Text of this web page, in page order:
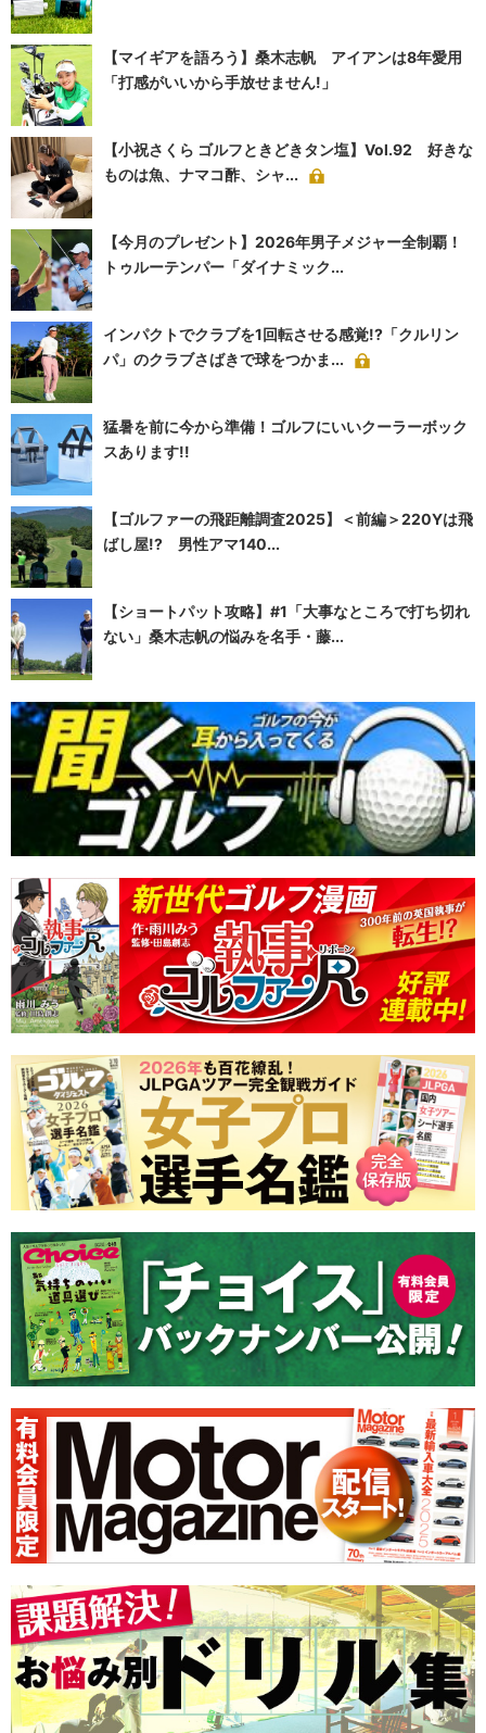
【マイギアを語ろう】桑木志帆 アイアンは8年愛用
「打感がいいから手放せません!」
【小祝さくら ゴルフときどきタン塩】Vol.92 好きな
ものは魚、ナマコ酢、シャ...
【今月のプレゼント】2026年男子メジャー全制覇！
トゥルーテンパー「ダイナミック...
インパクトでクラブを1回転させる感覚!?「クルリン
パ」のクラブさばきで球をつかま...
猛暑を前に今から準備！ゴルフにいいクーラーボック
スあります!!
【ゴルファーの飛距離調査2025】＜前編＞220Yは飛
ばし屋!? 男性アマ140...
【ショートパット攻略】#1「大事なところで打ち切れ
ない」桑木志帆の悩みを名手・藤...